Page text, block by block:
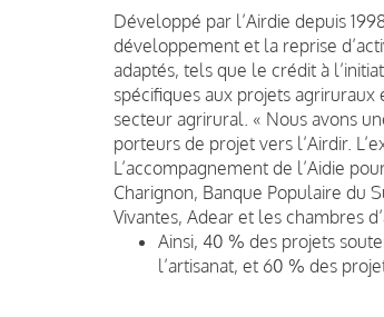
Développé par l’Airdie depuis
développement et la reprise
adaptés, tels que le crédit à
spécifiques aux projets
secteur agrirural. « Nous avons
porteurs de projet vers l’Airdir.
L’accompagnement de l’Aidie
Charignon, Banque Populaire du
Vivantes, Adear et les chambres
Ainsi, 40 % des projets
l’artisanat, et 60 % des